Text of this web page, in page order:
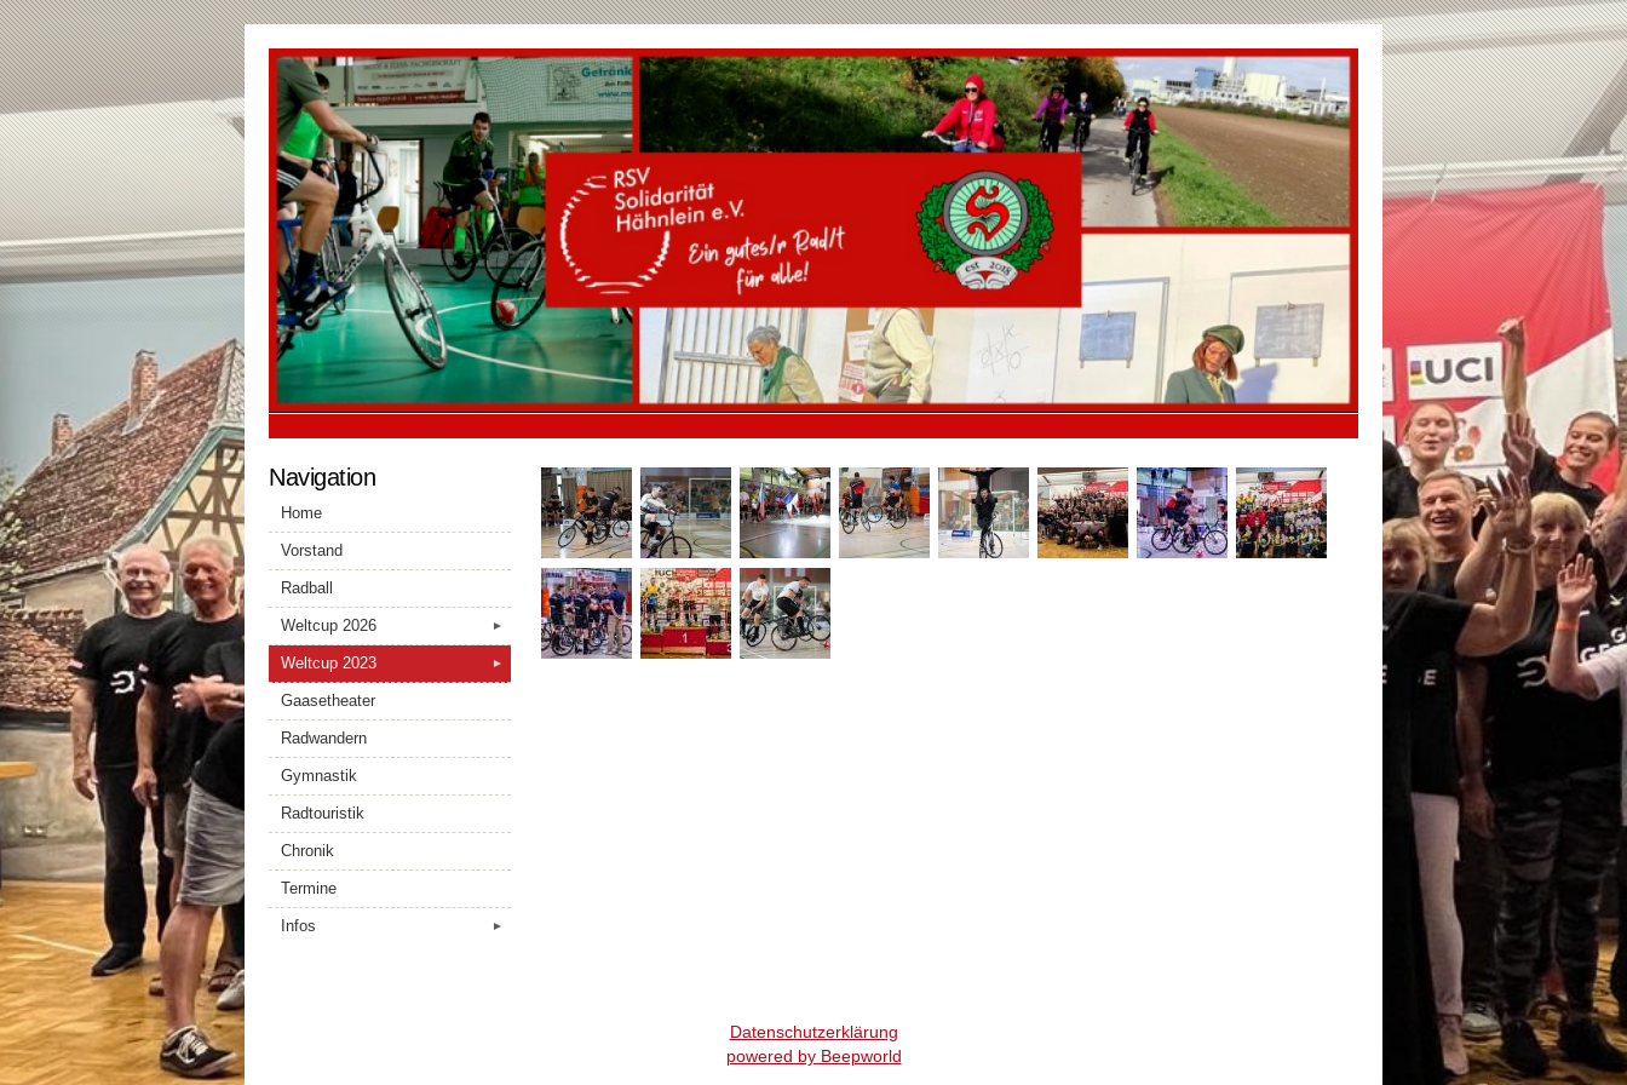
Navigation
Home
Vorstand
Radball
Weltcup 2026 ►
Weltcup 2023 ►
Gaasetheater
Radwandern
Gymnastik
Radtouristik
Chronik
Termine
Infos ►
Datenschutzerklärung
powered by Beepworld